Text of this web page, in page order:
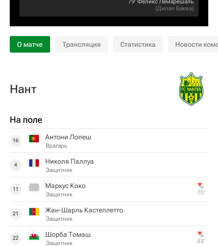
79‎’‎ Феликс Лемарешаль
(Дилан Баква)
О матче Трансляция Статистика Новости
Нант
На поле
16 Антони Лопеш
Вратарь
4 Николя Паллуа
Защитник
11 Маркус Коко
Защитник 70‎’‎
21 Жан-Шарль Кастеллетто
Защитник
22 Шорба Томаш
Защитник 83‎’‎